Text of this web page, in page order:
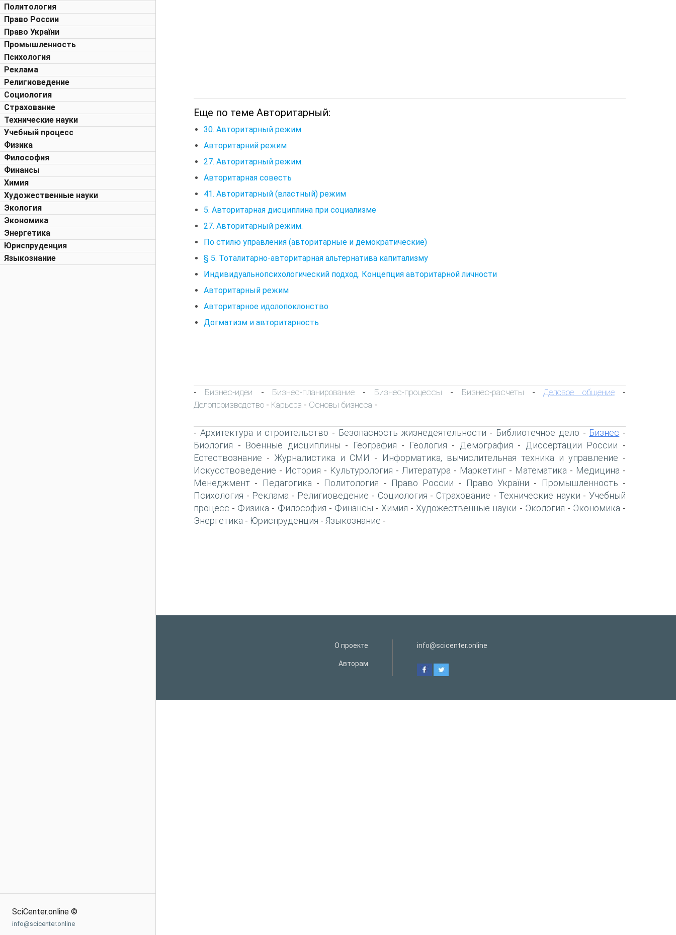
Политология
Право России
Право України
Промышленность
Психология
Реклама
Религиоведение
Социология
Страхование
Технические науки
Учебный процесс
Физика
Философия
Финансы
Химия
Художественные науки
Экология
Экономика
Энергетика
Юриспруденция
Языкознание
SciCenter.online ©
info@scicenter.online
Еще по теме Авторитарный:
30. Авторитарный режим
Авторитарний режим
27. Авторитарный режим.
Авторитарная совесть
41. Авторитарный (властный) режим
5. Авторитарная дисциплина при социализме
27. Авторитарный режим.
По стилю управления (авторитарные и демократические)
§ 5. Тоталитарно-авторитарная альтернатива капитализму
Индивидуальнопсихологический подход. Концепция авторитарной личности
Авторитарный режим
Авторитарное идолопоклонство
Догматизм и авторитарность
- Бизнес-идеи - Бизнес-планирование - Бизнес-процессы - Бизнес-расчеты - Деловое общение-
Делопроизводство - Карьера - Основы бизнеса -
- Архитектура и строительство - Безопасность жизнедеятельности - Библиотечное дело - Бизнес -
Биология - Военные дисциплины - География - Геология - Демография - Диссертации России -
Естествознание - Журналистика и СМИ - Информатика, вычислительная техника и управление -
Искусствоведение - История - Культурология - Литература - Маркетинг - Математика - Медицина -
Менеджмент - Педагогика - Политология - Право России - Право України - Промышленность -
Психология - Реклама - Религиоведение - Социология - Страхование -Технические науки -Учебный
процесс - Физика - Философия - Финансы - Химия - Художественные науки - Экология - Экономика -
Энергетика - Юриспруденция - Языкознание -
О проекте
Авторам
info@scicenter.online